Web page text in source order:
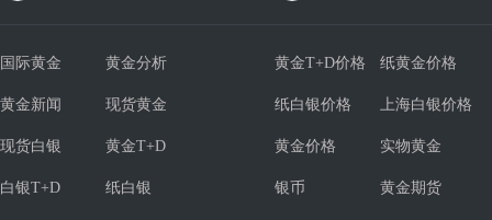
国际黄金 黄金分析
黄金新闻 现货黄金
现货白银 黄金T+D
白银T+D 纸白银
黄金T+D价格 纸黄金价格
纸白银价格 上海白银价格
黄金价格 实物黄金
银币 黄金期货